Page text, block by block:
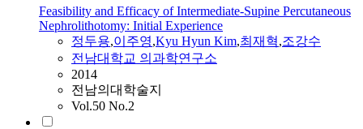
Feasibility and Efficacy of Intermediate-Supine Percutaneous
Nephrolithotomy: Initial Experience
정두용,이주영,Kyu Hyun Kim,최재혁,조강수
전남대학교 의과학연구소
2014
전남의대학술지
Vol.50 No.2